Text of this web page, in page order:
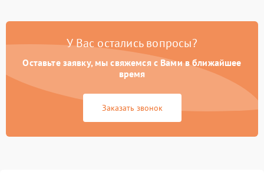
У Вас остались вопросы?
Оставьте заявку, мы свяжемся с Вами в ближайшее
время
Заказать звонок